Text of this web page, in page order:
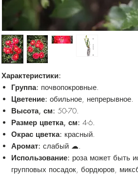
Характеристики:
Группа: почвопокровные.
Цветение: обильное, непрерывное.
Высота, см: 50-70.
Размер цветка, см: 4-6.
Окрас цветка: красный.
Аромат: слабый ☁.
Использование: роза может быть
групповых посадок, бордюров,